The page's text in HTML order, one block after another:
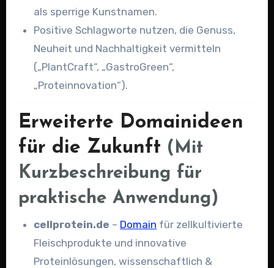
als sperrige Kunstnamen.
Positive Schlagworte nutzen, die Genuss,
Neuheit und Nachhaltigkeit vermitteln
(„PlantCraft“, „GastroGreen“,
„Proteinnovation“).
Erweiterte Domainideen
für die Zukunft (Mit
Kurzbeschreibung für
praktische Anwendung)
cellprotein.de – Domain für zellkultivierte
Fleischprodukte und innovative
Proteinlösungen, wissenschaftlich &